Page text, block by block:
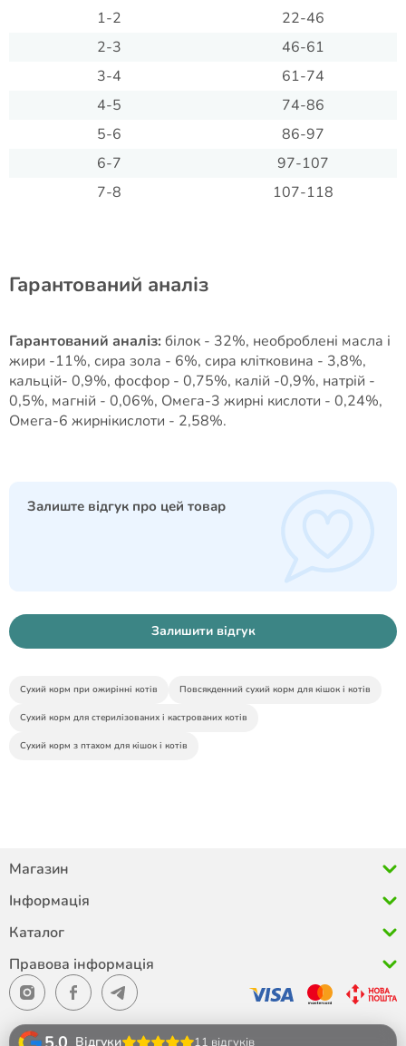
1-2
22-46
2-3
46-61
3-4
61-74
4-5
74-86
5-6
86-97
6-7
97-107
7-8
107-118
Гарантований аналіз
Гарантований аналіз: білок - 32%, необроблені масла і
жири -11%, сира зола - 6%, сира клітковина - 3,8%,
кальцій- 0,9%, фосфор - 0,75%, калій -0,9%, натрій -
0,5%, магній - 0,06%, Омега-3 жирні кислоти - 0,24%,
Омега-6 жирнікислоти - 2,58%.
Залиште відгук про цей товар
Залишити відгук
Сухий корм при ожирінні котів Повсякденний сухий корм для кішок і котів
Сухий корм для стерилізованих і кастрованих котів
Сухий корм з птахом для кішок і котів
Магазин
Інформація
Каталог
Правова інформація
Відгуки 11 відгуків